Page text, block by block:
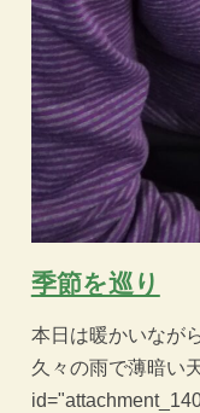
季節を巡り
本日は暖かいなが
久々の雨で薄暗い